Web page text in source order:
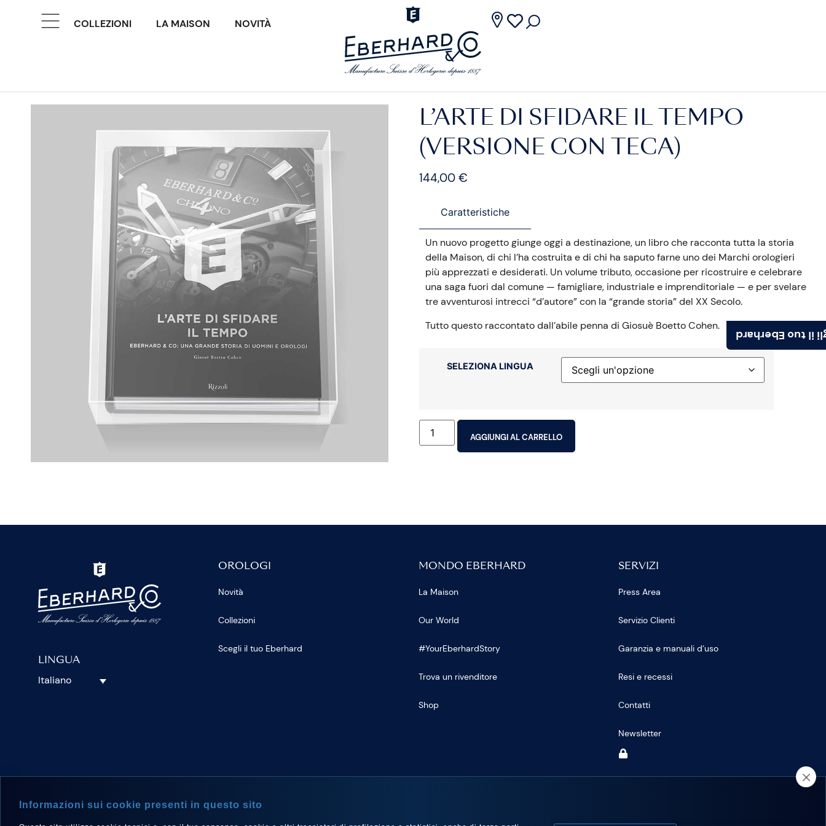
COLLEZIONI LA MAISON NOVITÀ
Scegli il tuo
L’ARTE DI SFIDARE IL TEMPO
(VERSIONE CON TECA)
144,00 €
Caratteristiche
Un nuovo progetto giunge oggi a destinazione, un libro che racconta tutta la storia
della Maison, di chi l’ha costruita e di chi ha saputo farne uno dei Marchi orologieri
più apprezzati e desiderati. Un volume tributo, occasione per ricostruire e celebrare
una saga fuori dal comune — famigliare, industriale e imprenditoriale — e per svelare
tre avventurosi intrecci “d’autore” con la “grande storia” del XX Secolo.
Tutto questo raccontato dall’abile penna di Giosuè Boetto Cohen.
SELEZIONA LINGUA
AGGIUNGI AL CARRELLO
LINGUA
Italiano
OROLOGI
Novità
Collezioni
Scegli il tuo Eberhard
MONDO EBERHARD
La Maison
Our World
#YourEberhardStory
Trova un rivenditore
Shop
SERVIZI
Press Area
Servizio Clienti
Garanzia e manuali d’uso
Resi e recessi
Contatti
Newsletter
Informazioni sui cookie presenti in questo sito